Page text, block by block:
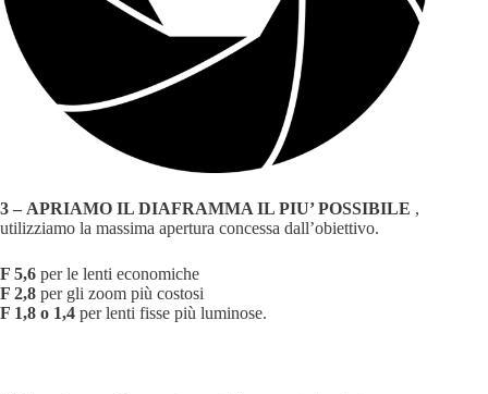
3 – APRIAMO IL DIAFRAMMA IL PIU’ POSSIBILE ,
utilizziamo la massima apertura concessa dall’obiettivo.
F 5,6 per le lenti economiche
F 2,8 per gli zoom più costosi
F 1,8 o 1,4 per lenti fisse più luminose.